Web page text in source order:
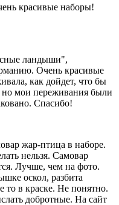
красивые наборы!
ландыши",
Очень красивые
как дойдет, что бы
но мои переживания были
Спасибо!
жар-птица в наборе.
нельзя. Самовар
Лучше, чем на фото.
оскол, разбита
то в краске. Не понятно.
добротные. На сайт